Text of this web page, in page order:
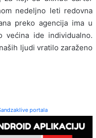
nedeljno leti redovna
preko agencija ima u
većina ide individualno.
ljudi vratilo zaraženo
portala